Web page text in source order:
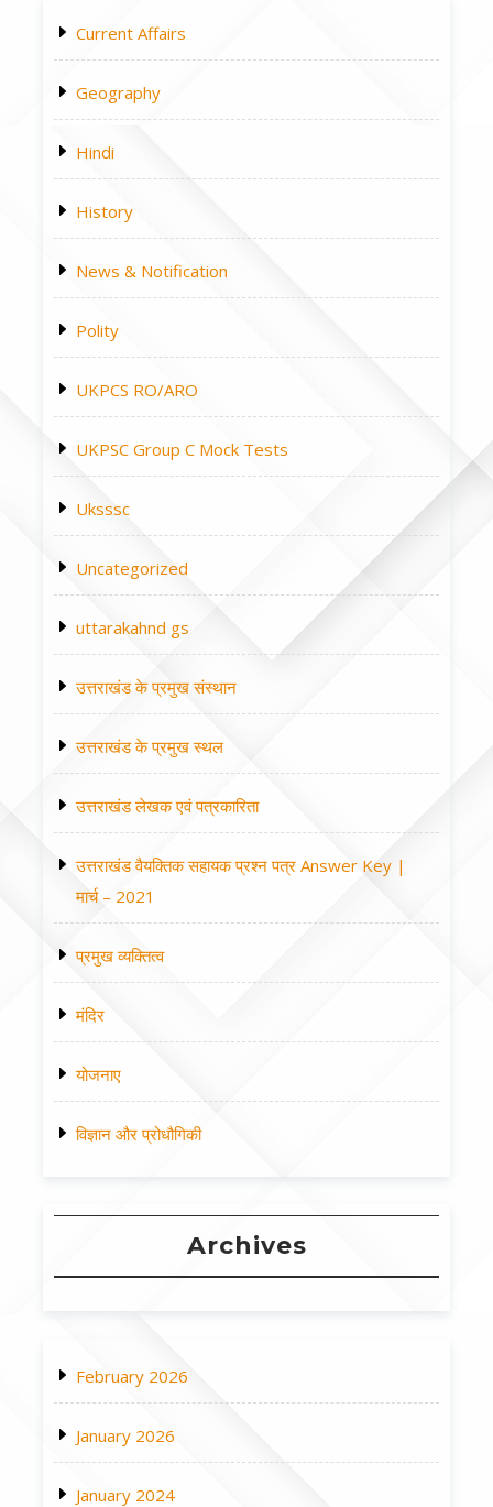
Current Affairs
Geography
Hindi
History
News & Notification
Polity
UKPCS RO/ARO
UKPSC Group C Mock Tests
Uksssc
Uncategorized
uttarakahnd gs
उत्तराखंड के प्रमुख संस्थान
उत्तराखंड के प्रमुख स्थल
उत्तराखंड लेखक एवं पत्रकारिता
उत्तराखंड वैयक्तिक सहायक प्रश्न पत्र Answer Key |
मार्च – 2021
प्रमुख व्यक्तित्व
मंदिर
योजनाए
विज्ञान और प्रोधौगिकी
Archives
February 2026
January 2026
January 2024